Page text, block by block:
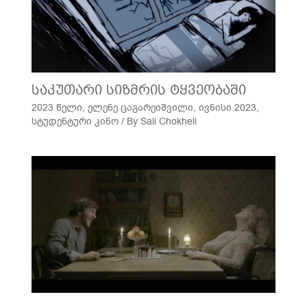
საკუთარი სიზმრის ტყვეობაში
2023 წელი, ელენე ცაგარეიშვილი, ივნისი 2023,
სტუდენტური კინო/ By Sali Chokheli